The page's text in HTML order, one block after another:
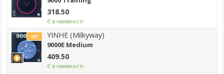
318.50
Є в наявності
хіт
YINHE (Milkyway)
9000E Medium
409.50
Є в наявності